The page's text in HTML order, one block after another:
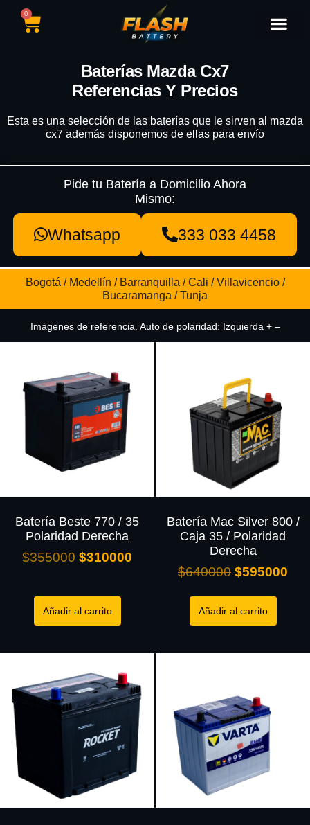
0
Baterías Mazda Cx7
Referencias Y Precios
Esta es una selección de las baterías que le sirven al mazda
cx7 además disponemos de ellas para envío
Pide tu Batería a Domicilio Ahora
Mismo:
Whatsapp 333 033 4458
Bogotá / Medellín / Barranquilla / Cali / Villavicencio /
Bucaramanga / Tunja
Imágenes de referencia. Auto de polaridad: Izquierda + –
Batería Beste 770 / 35
Polaridad Derecha
$355000 $310000
Añadir al carrito
Batería Mac Silver 800 /
Caja 35 / Polaridad
Derecha
$640000 $595000
Añadir al carrito